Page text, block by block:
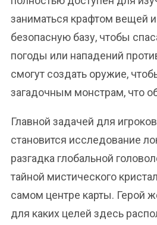
заниматься крафтом вещей
безопасную базу, чтобы
погоды или нападений
смогут создать оружие,
загадочным монстрам, что
Главной задачей для
становится исследование
разгадка глобальной
тайной мистического
самом центре карты. Герой
для каких целей здесь